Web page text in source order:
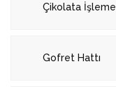
Çikolata İşleme
Gofret Hattı